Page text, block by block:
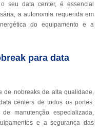
seu data center, é essencial
a autonomia requerida em
do equipamento e a
para data
de nobreaks de alta qualidade,
centers de todos os portes.
manutenção especializada,
e a segurança das